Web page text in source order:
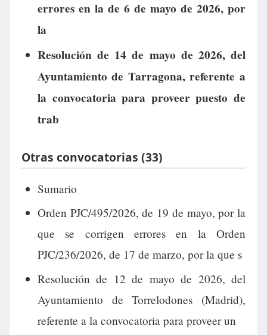
errores en la de 6 de mayo de 2026, por
la
Resolución de 14 de mayo de 2026, del
Ayuntamiento de Tarragona, referente a
la convocatoria para proveer puesto de
trab
Otras convocatorias (33)
Sumario
Orden PJC/495/2026, de 19 de mayo, por la
que se corrigen errores en la Orden
PJC/236/2026, de 17 de marzo, por la que s
Resolución de 12 de mayo de 2026, del
Ayuntamiento de Torrelodones (Madrid),
referente a la convocatoria para proveer un